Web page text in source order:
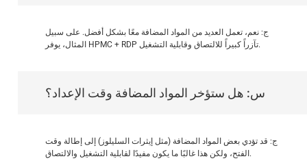
ج: نعم، تعمل العديد من المواد المضافة معًا بشكل أفضل. على سبيل
المثال، يوفر HPMC + RDP تآزراً كبيراً للالتصاق وقابلية التشغيل.
س: هل ستؤخر المواد المضافة وقت الإعداد؟
ج: قد تؤدي بعض المواد المضافة (مثل إيثرات السليلوز) إلى إطالة وقت
الفتح، ولكن هذا غالبًا ما يكون مفيدًا لقابلية التشغيل والالتصاق.